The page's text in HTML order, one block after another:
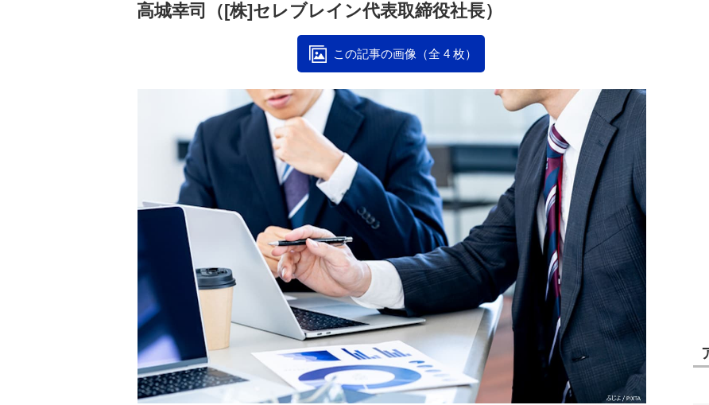
高城幸司（[株]セレブレイン代表取締役社長）
この記事の画像（全 4 枚）